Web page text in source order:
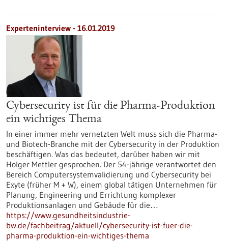
Experteninterview - 16.01.2019
Cybersecurity ist für die Pharma-Produktion
ein wichtiges Thema
In einer immer mehr vernetzten Welt muss sich die Pharma-
und Biotech-Branche mit der Cybersecurity in der Produktion
beschäftigen. Was das bedeutet, darüber haben wir mit
Holger Mettler gesprochen. Der 54-jährige verantwortet den
Bereich Computersystemvalidierung und Cybersecurity bei
Exyte (früher M + W), einem global tätigen Unternehmen für
Planung, Engineering und Errichtung komplexer
Produktionsanlagen und Gebäude für die…
https://www.gesundheitsindustrie-
bw.de/fachbeitrag/aktuell/cybersecurity-ist-fuer-die-
pharma-produktion-ein-wichtiges-thema